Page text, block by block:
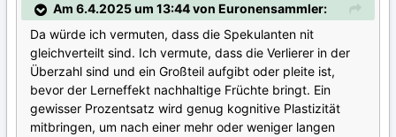
Am 6.4.2025 um 13:44 von Euronensammler:
Da würde ich vermuten, dass die Spekulanten nit
gleichverteilt sind. Ich vermute, dass die Verlierer in der
Überzahl sind und ein Großteil aufgibt oder pleite ist,
bevor der Lerneffekt nachhaltige Früchte bringt. Ein
gewisser Prozentsatz wird genug kognitive Plastizität
mitbringen, um nach einer mehr oder weniger langen